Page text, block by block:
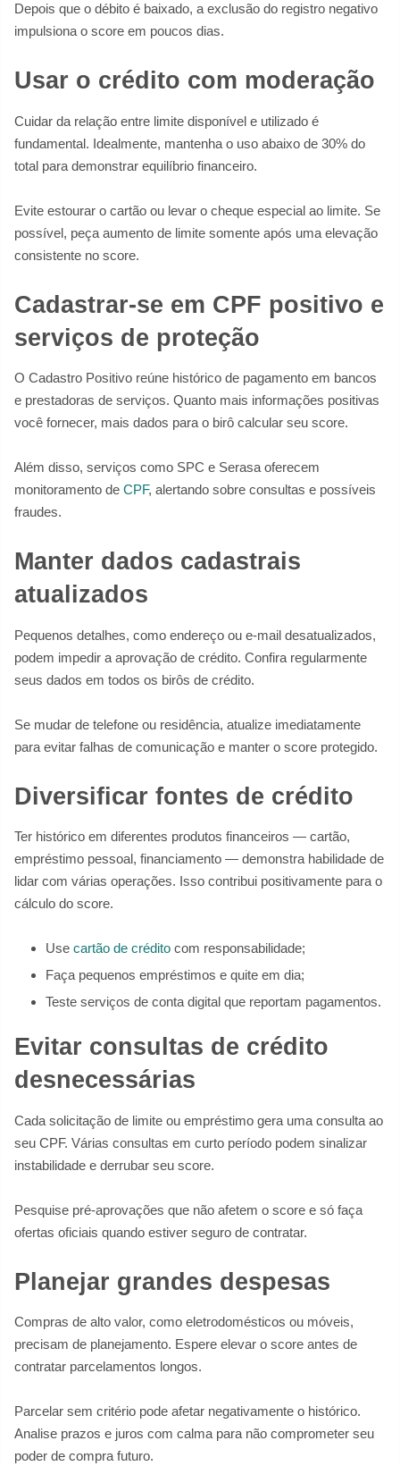
Depois que o débito é baixado, a exclusão do registro negativo
impulsiona o score em poucos dias.
Usar o crédito com moderação
Cuidar da relação entre limite disponível e utilizado é
fundamental. Idealmente, mantenha o uso abaixo de 30% do
total para demonstrar equilíbrio financeiro.
Evite estourar o cartão ou levar o cheque especial ao limite. Se
possível, peça aumento de limite somente após uma elevação
consistente no score.
Cadastrar-se em CPF positivo e
serviços de proteção
O Cadastro Positivo reúne histórico de pagamento em bancos
e prestadoras de serviços. Quanto mais informações positivas
você fornecer, mais dados para o birô calcular seu score.
Além disso, serviços como SPC e Serasa oferecem
monitoramento de CPF, alertando sobre consultas e possíveis
fraudes.
Manter dados cadastrais
atualizados
Pequenos detalhes, como endereço ou e-mail desatualizados,
podem impedir a aprovação de crédito. Confira regularmente
seus dados em todos os birôs de crédito.
Se mudar de telefone ou residência, atualize imediatamente
para evitar falhas de comunicação e manter o score protegido.
Diversificar fontes de crédito
Ter histórico em diferentes produtos financeiros — cartão,
empréstimo pessoal, financiamento — demonstra habilidade de
lidar com várias operações. Isso contribui positivamente para o
cálculo do score.
Use cartão de crédito com responsabilidade;
Faça pequenos empréstimos e quite em dia;
Teste serviços de conta digital que reportam pagamentos.
Evitar consultas de crédito
desnecessárias
Cada solicitação de limite ou empréstimo gera uma consulta ao
seu CPF. Várias consultas em curto período podem sinalizar
instabilidade e derrubar seu score.
Pesquise pré-aprovações que não afetem o score e só faça
ofertas oficiais quando estiver seguro de contratar.
Planejar grandes despesas
Compras de alto valor, como eletrodomésticos ou móveis,
precisam de planejamento. Espere elevar o score antes de
contratar parcelamentos longos.
Parcelar sem critério pode afetar negativamente o histórico.
Analise prazos e juros com calma para não comprometer seu
poder de compra futuro.